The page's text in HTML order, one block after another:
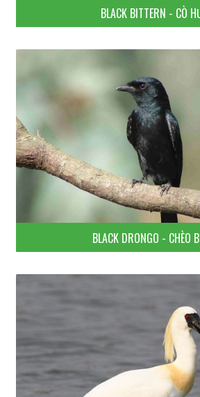
BLACK BITTERN - CÒ
BLACK DRONGO - CHÈO